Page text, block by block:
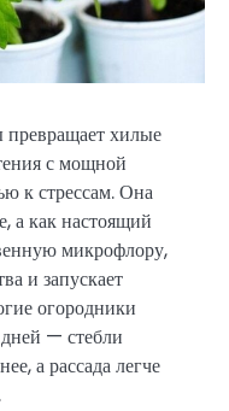
превращает хилые
с мощной
к стрессам. Она
а как настоящий
микрофлору,
и запускает
огородники
— стебли
а рассада легче